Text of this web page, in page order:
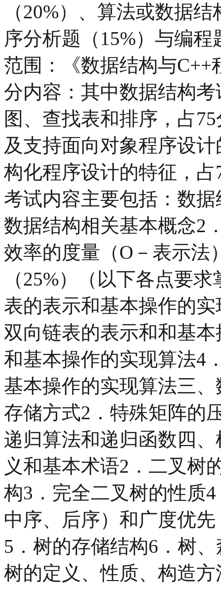
（20%）、算法或数据
序分析题（15%）与编
范围：《数据结构与
分内容：其中数据结构
图、查找表和排序，占
及支持面向对象程序设
构化程序设计的特征，
考试内容主要包括：数
数据结构相关基本概念2
效率的度量（O－表示法
（25%）（以下各点要
表的表示和基本操作的
双向链表的表示和和基
和基本操作的实现算法4
基本操作的实现算法三
存储方式2．特殊矩阵的
递归算法和递归函数四
义和基本术语2．二叉树
构3．完全二叉树的性质
中序、后序）和广度优
5．树的存储结构6．树
树的定义、性质、构造